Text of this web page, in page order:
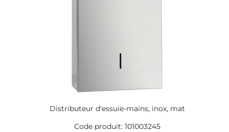
Distributeur d'essuie-mains, inox, mat
Code produit: 101003245